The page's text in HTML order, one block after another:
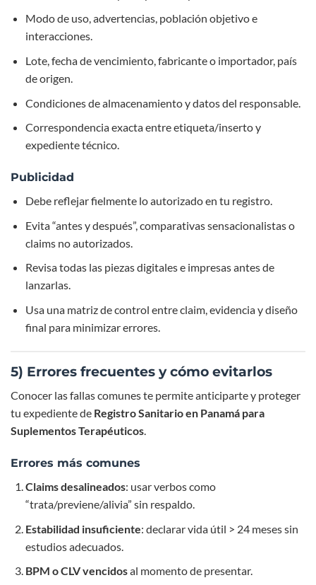
Modo de uso, advertencias, población objetivo e
interacciones.
Lote, fecha de vencimiento, fabricante o importador, país
de origen.
Condiciones de almacenamiento y datos del responsable.
Correspondencia exacta entre etiqueta/inserto y
expediente técnico.
Publicidad
Debe reflejar fielmente lo autorizado en tu registro.
Evita “antes y después”, comparativas sensacionalistas o
claims no autorizados.
Revisa todas las piezas digitales e impresas antes de
lanzarlas.
Usa una matriz de control entre claim, evidencia y diseño
final para minimizar errores.
5) Errores frecuentes y cómo evitarlos
Conocer las fallas comunes te permite anticiparte y proteger
tu expediente de Registro Sanitario en Panamá para
Suplementos Terapéuticos.
Errores más comunes
Claims desalineados: usar verbos como
“trata/previene/alivia” sin respaldo.
Estabilidad insuficiente: declarar vida útil > 24 meses sin
estudios adecuados.
BPM o CLV vencidosal momento de presentar.